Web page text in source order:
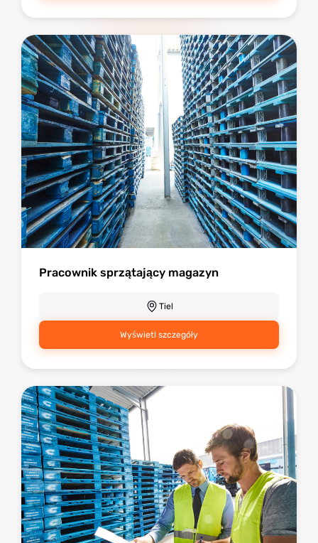
Pracownik sprzątający magazyn
Tiel
Wyświetl szczegóły